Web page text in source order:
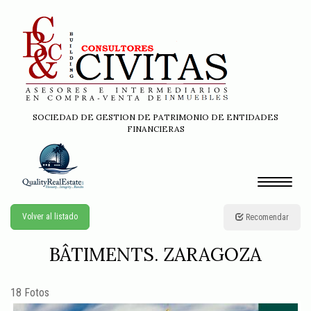
SOCIEDAD DE GESTION DE PATRIMONIO DE ENTIDADES
FINANCIERAS
Toggle
Volver al listado Recomendar
BÂTIMENTS. ZARAGOZA
18 Fotos